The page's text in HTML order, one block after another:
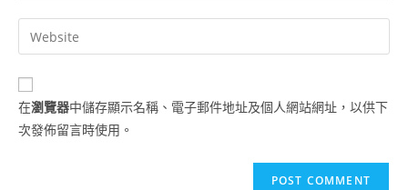
在瀏覽器中儲存顯示名稱、電子郵件地址及個人網站網址，以供下
次發佈留言時使用。